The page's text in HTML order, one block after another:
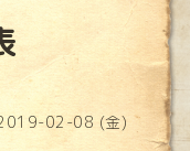
02-08 (金)